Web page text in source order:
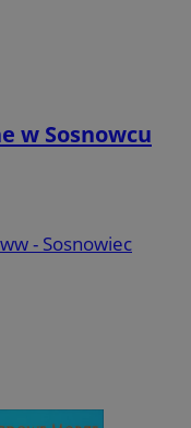
w Sosnowcu
- Sosnowiec